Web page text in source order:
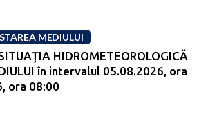
MEDIULUI
HIDROMETEOROLOGICĂ
în intervalul 05.08.2026, ora
ora 08:00